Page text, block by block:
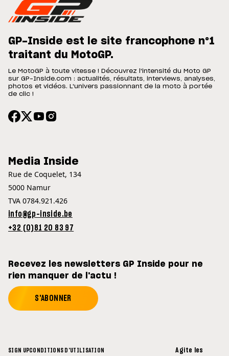
GP-Inside est le site francophone n°1
traitant du MotoGP.
Le MotoGP à toute vitesse ! Découvrez l'intensité du Moto GP
sur GP-Inside.com : actualités, résultats, interviews, analyses,
photos et vidéos. L'univers passionnant de la moto à portée
de clic !
Media Inside
Rue de Coquelet, 134
5000 Namur
TVA 0784.921.426
info@gp-inside.be
+32 (0)81 20 83 97
Recevez les newsletters GP Inside pour ne
rien manquer de l'actu !
S'ABONNER
SIGN UPCONDITIONS D'UTILISATION Agite les